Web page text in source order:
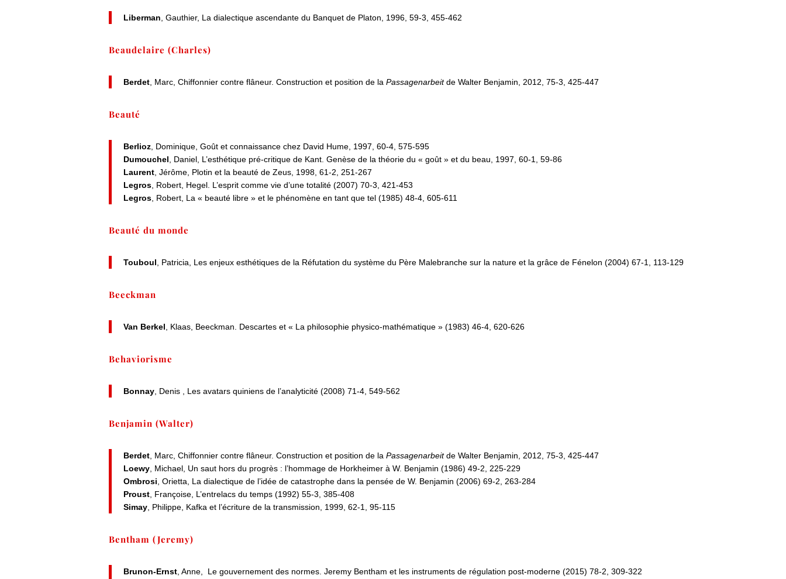
Liberman , Gauthier, La dialectique ascendante du Banquet de Platon, 1996, 59-3, 455-462
Beaudelaire (Charles)
Berdet, Marc, Chiffonnier contre flâneur. Construction et position de la Passagenarbeitde Walter Benjamin, 2012, 75-3, 425-447
Beauté
Berlioz, Dominique, Goût et connaissance chez David Hume, 1997, 60-4, 575-595
Dumouchel , Daniel, L’esthétique pré-critique de Kant. Genèse de la théorie du « goût » et du beau, 1997, 60-1, 59-86
Laurent, Jérôme, Plotin et la beauté de Zeus, 1998, 61-2, 251-267
Legros, Robert, Hegel. L’esprit comme vie d’une totalité (2007) 70-3, 421-453
Legros, Robert, La « beauté libre » et le phénomène en tant que tel (1985) 48-4, 605-611
Beauté du monde
Touboul , Patricia, Les enjeux esthétiques de la Réfutation du système du Père Malebranche sur la nature et la grâce de Fénelon (2004) 67-1, 113-129
Beeckman
Van Berkel , Klaas, Beeckman. Descartes et « La philosophie physico-mathématique » (1983) 46-4, 620-626
Behaviorisme
Bonnay, Denis , Les avatars quiniens de l’analyticité (2008) 71-4, 549-562
Benjamin (Walter)
Berdet, Marc, Chiffonnier contre flâneur. Construction et position de la Passagenarbeitde Walter Benjamin, 2012, 75-3, 425-447
Loewy, Michael, Un saut hors du progrès : l’hommage de Horkheimer à W. Benjamin (1986) 49-2, 225-229
Ombrosi , Orietta, La dialectique de l’idée de catastrophe dans la pensée de W. Benjamin (2006) 69-2, 263-284
Proust, Françoise, L’entrelacs du temps (1992) 55-3, 385-408
Simay, Philippe, Kafka et l’écriture de la transmission, 1999, 62-1, 95-115
Bentham (Jeremy)
Brunon-Ernst, Anne, Le gouvernement des normes. Jeremy Bentham et les instruments de régulation post-moderne (2015) 78-2, 309-322